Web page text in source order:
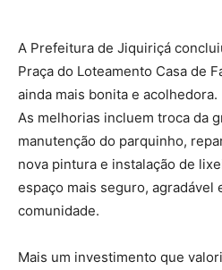
A Prefeitura de Jiquiriçá
Praça do Loteamento Casa de
ainda mais bonita e acolhedora.
As melhorias incluem troca da
manutenção do parquinho,
nova pintura e instalação de
espaço mais seguro, agradável
comunidade.
Mais um investimento que